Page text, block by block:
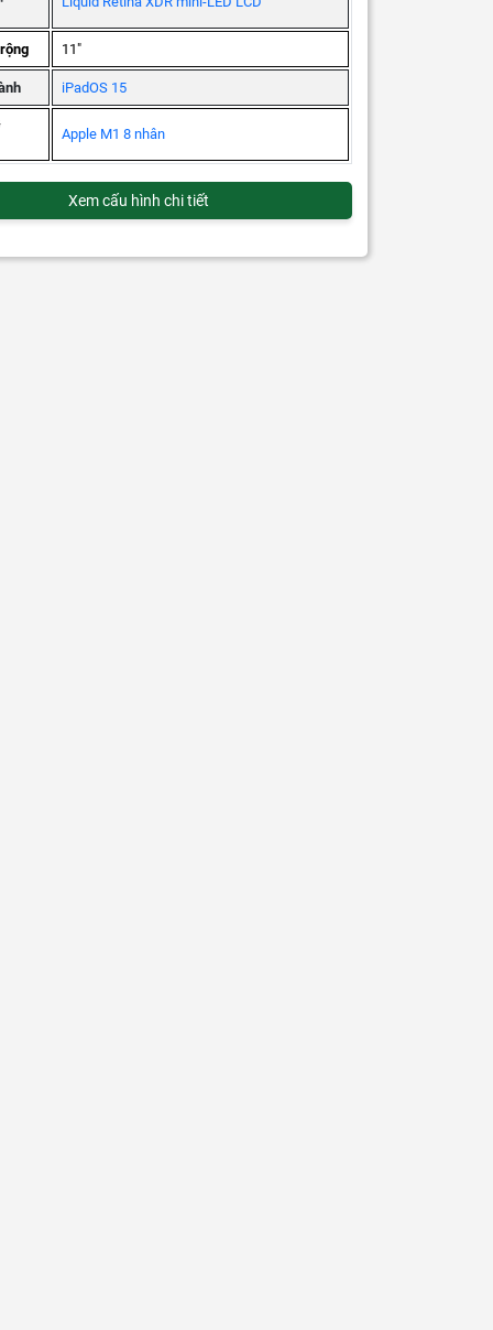
11"
iPadOS 15
Apple M1 8 nhân
Xem cấu hình chi tiết